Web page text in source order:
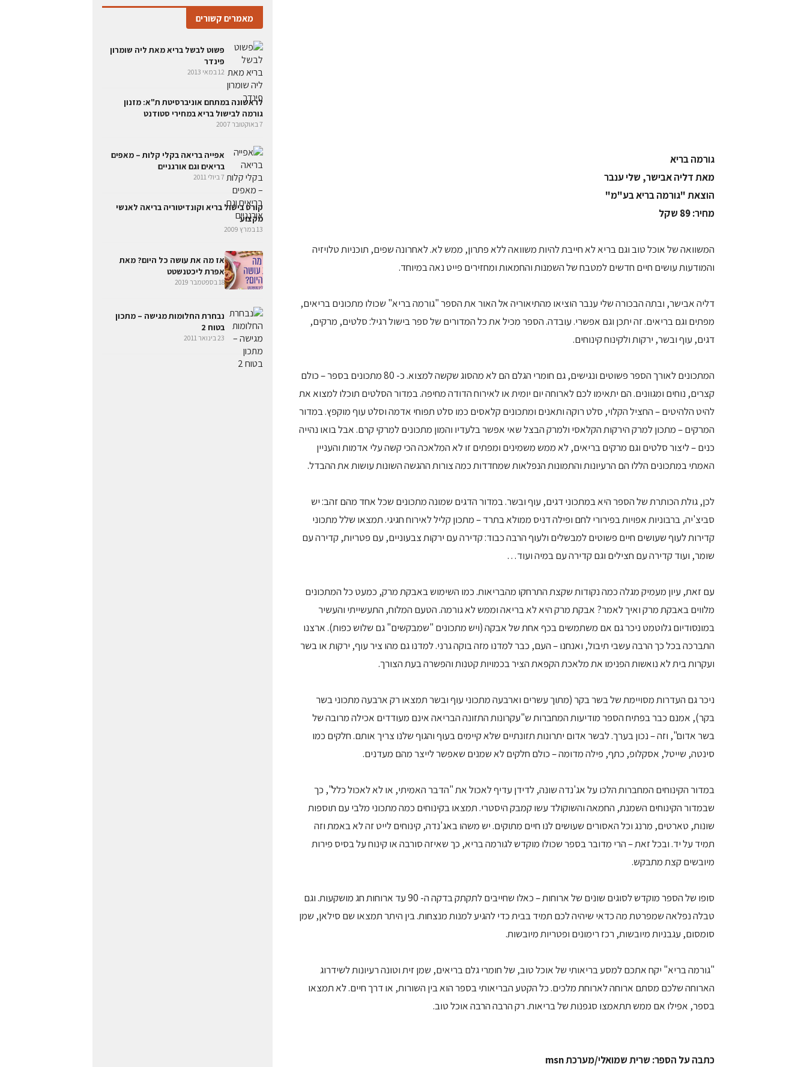
גורמה בריא
מאת דליה אבישר, שלי ענבר
הוצאת "גורמה בריא בע"מ"
מחיר: 89 שקל
המשוואה של אוכל טוב וגם בריא לא חייבת להיות משוואה ללא פתרון, ממש לא. לאחרונה שפים, תוכניות טלויזיה
והמודעות עושים חיים חדשים למטבח של השמנות והחמאות ומחזירים פייט נאה במיוחד.
דליה אבישר, ובתה הבכורה שלי ענבר הוציאו מהתיאוריה אל האור את הספר "גורמה בריא" שכולו מתכונים בריאים,
מפתים וגם בריאים. זה יתכן וגם אפשרי. עובדה. הספר מכיל את כל המדורים של ספר בישול רגיל: סלטים, מרקים,
דגים, עוף ובשר, ירקות ולקינוח קינוחים.
המתכונים לאורך הספר פשוטים ונגישים, גם חומרי הגלם הם לא מהסוג שקשה למצוא. כ- 80 מתכונים בספר – כולם
קצרים, נוחים ומגוונים. הם יתאימו לכם לארוחה יום יומית או לאירוח הדודה מחיפה. במדור הסלטים תוכלו למצוא את
להיט הלהיטים – החציל הקלוי, סלט רוקה ותאנים ומתכונים קלאסים כמו סלט תפוחי אדמה וסלט עוף מוקפץ. במדור
המרקים – מתכון למרק הירקות הקלאסי ולמרק הבצל שאי אפשר בלעדיו והמון מתכונים למרקי קרם. אבל בואו נהייה
כנים – ליצור סלטים וגם מרקים בריאים, לא ממש משמינים ומפתים זו לא המלאכה הכי קשה עלי אדמות והעניין
האמתי במתכונים הללו הם הרעיונות והתמונות הנפלאות שמחדדות כמה צורות ההגשה השונות עושות את ההבדל.
לכן, גולת הכותרת של הספר היא במתכוני דגים, עוף ובשר. במדור הדגים שמונה מתכונים שכל אחד מהם זהב: יש
סביצ'יה, ברבוניות אפויות בפירורי לחם ופילה דניס ממולא בתרד – מתכון קליל לאירוח חגיגי. תמצאו שלל מתכוני
קדירות לעוף שעושים חיים פשוטים למבשלים ולעוף הרבה כבוד: קדירה עם ירקות צבעוניים, עם פטריות, קדירה עם
שומר, ועוד קדירה עם חצילים וגם קדירה עם במיה ועוד…
עם זאת, עיון מעמיק מגלה כמה נקודות שקצת התרחקו מהבריאות. כמו השימוש באבקת מרק, כמעט כל המתכונים
מלווים באבקת מרק ואיך לאמר? אבקת מרק היא לא בריאה וממש לא גורמה. הטעם המלוח, התעשייתי והעשיר
במונסודיום גלוטמט ניכר גם אם משתמשים בכף אחת של אבקה (ויש מתכונים "שמבקשים" גם שלוש כפות). ארצנו
התברכה בכל כך הרבה עשבי תיבול, ואנחנו – העם, כבר למדנו מזה בוקה גרני. למדנו גם מהו ציר עוף, ירקות או בשר
ועקרות בית לא נואשות הפנימו את מלאכת הקפאת הציר בכמויות קטנות והפשרה בעת הצורך.
ניכר גם העדרות מסויימת של בשר בקר (מתוך עשרים וארבעה מתכוני עוף ובשר תמצאו רק ארבעה מתכוני בשר
בקר), אמנם כבר בפתיח הספר מודיעות המחברות ש"עקרונות התזונה הבריאה אינם מעודדים אכילה מרובה של
בשר אדום", וזה – נכון בערך. לבשר אדום יתרונות תזונתיים שלא קיימים בעוף והגוף שלנו צריך אותם. חלקים כמו
סינטה, שייטל, אסקלופ, כתף, פילה מדומה – כולם חלקים לא שמנים שאפשר לייצר מהם מעדנים.
במדור הקינוחים המחברות הלכו על אג'נדה שונה, לדידן עדיף לאכול את "הדבר האמיתי, או לא לאכול כלל", כך
שבמדור הקינוחים השמנת, החמאה והשוקולד עשו קמבק היסטרי. תמצאו בקינוחים כמה מתכוני מלבי עם תוספות
שונות, טארטים, מרנג וכל האסורים שעושים לנו חיים מתוקים. יש משהו באג'נדה, קינוחים לייט זה לא באמת וזה
תמיד על יד. ובכל זאת – הרי מדובר בספר שכולו מוקדש לגורמה בריא, כך שאיזה סורבה או קינוח על בסיס פירות
מיובשים קצת מתבקש.
סופו של הספר מוקדש לסוגים שונים של ארוחות – כאלו שחייבים לתקתק בדקה ה- 90 עד ארוחות חג מושקעות. וגם
טבלה נפלאה שמפרטת מה כדאי שיהיה לכם תמיד בבית כדי להגיע למנות מנצחות. בין היתר תמצאו שם סילאן, שמן
סומסום, עגבניות מיובשות, רכז רימונים ופטריות מיובשות.
"גורמה בריא" יקח אתכם למסע בריאותי של אוכל טוב, של חומרי גלם בריאים, שמן זית וטונה רעיונות לשידרוג
הארוחה שלכם מסתם ארוחה לארוחת מלכים. כל הקטע הבריאותי בספר הוא בין השורות, או דרך חיים. לא תמצאו
בספר, אפילו אם ממש תתאמצו סגפנות של בריאות. רק הרבה הרבה אוכל טוב.
כתבה על הספר: שרית שמואלי/מערכת msn
מאמרים קשורים
פשוט לבשל בריא מאת ליה שומרון
פינדר
12 במאי 2013
לראשונה במתחם אוניברסיטת ת"א: מזנון
גורמה לבישול בריא במחירי סטודנט
7 באוקטובר 2007
אפייה בריאה בקלי קלות – מאפים
בריאים וגם אורגניים
7 ביולי 2011
קורס בישול בריא וקונדיטוריה בריאה לאנשי
מקצוע
13 במרץ 2009
אז מה את עושה כל היום? מאת
אפרת ליכטנשטט
18 בספטמבר 2019
נבחרת החלומות מגישה – מתכון
בטוח 2
23 בינואר 2011